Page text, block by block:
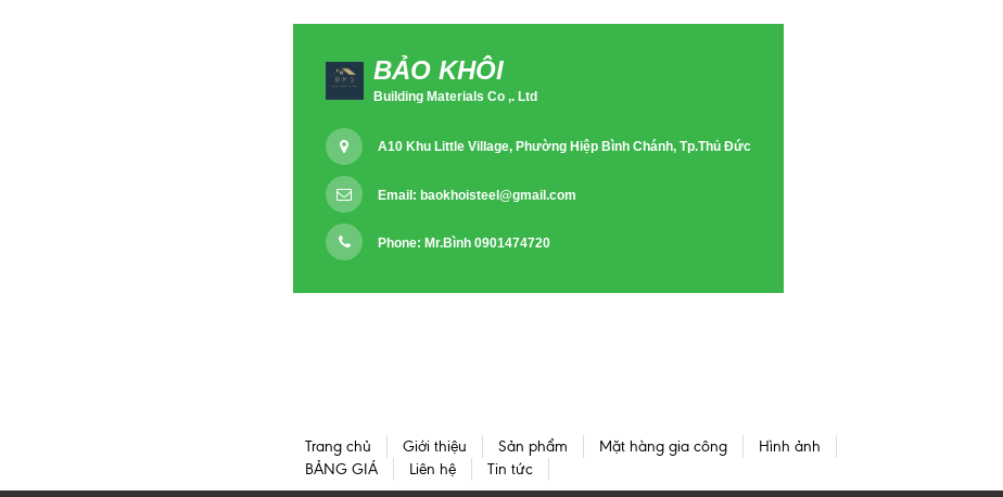
BẢO KHÔI
Building Materials Co ,. Ltd
A10 Khu Little Village, Phường Hiệp Bình Chánh, Tp.Thủ Đức
Email:baokhoisteel@gmail.com
Phone: Mr.Bình 0901474720
Trang chủ Giới thiệu Sản phẩm Mặt hàng gia công
Hình ảnh
BẢNG GIÁ
Liên hệ Tin tức